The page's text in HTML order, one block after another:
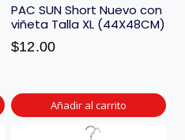
PAC SUN Short Nuevo con
viñeta Talla XL (44X48CM)
$12.00
Añadir al carrito